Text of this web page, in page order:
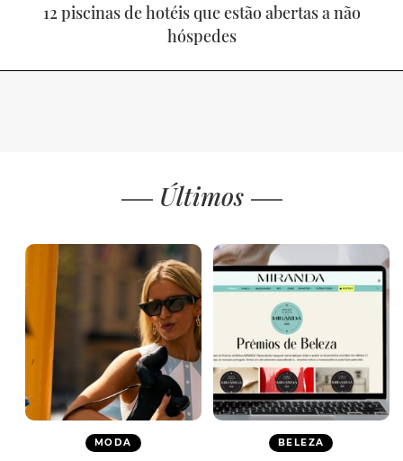
12 piscinas de hotéis que estão abertas a não
hóspedes
Últimos
MODA BELEZA